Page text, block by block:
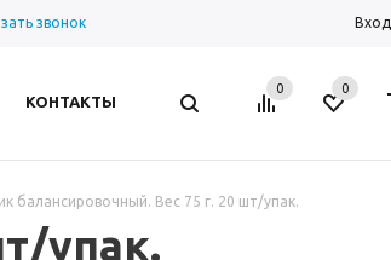
звонок Вход
КОНТАКТЫ
0 0
балансировочный. Вес 75 г. 20 шт/упак.
упак.